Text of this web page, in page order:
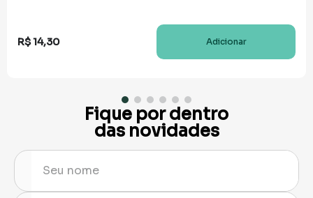
R$14,30 Adicionar
Fique por dentro
das novidades